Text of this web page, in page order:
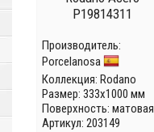
P19814311
Производитель:
Porcelanosa
Коллекция: Rodano
Размер: 333x1000 мм
Поверхность: матовая
Артикул: 203149